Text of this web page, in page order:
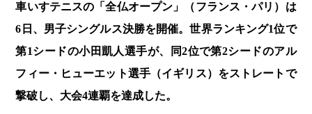
車いすテニスの「全仏オープン」（フランス・パリ）は
6日、男子シングルス決勝を開催。世界ランキング1位で
第1シードの小田凱人選手が、同2位で第2シードのアル
フィー・ヒューエット選手（イギリス）をストレートで
撃破し、大会4連覇を達成した。